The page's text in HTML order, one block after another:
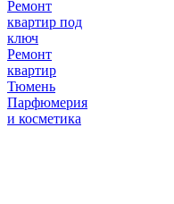
Ремонт
квартир под
ключ
Ремонт
квартир
Тюмень
Парфюмерия
и косметика